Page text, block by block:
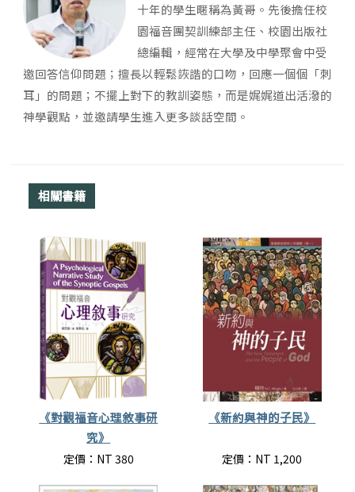
十年的學生暱稱為黃哥。先後擔任校
園福音團契訓練部主任、校園出版社
總編輯，經常在大學及中學聚會中受
邀回答信仰問題；擅長以輕鬆詼諧的口吻，回應一個個「刺
耳」的問題；不擺上對下的教訓姿態，而是娓娓道出活潑的
神學觀點，並邀請學生進入更多談話空間。
相關書籍
《對觀福音心理敘事研
究》
定價：NT 380
《新約與神的子民》
定價：NT 1,200